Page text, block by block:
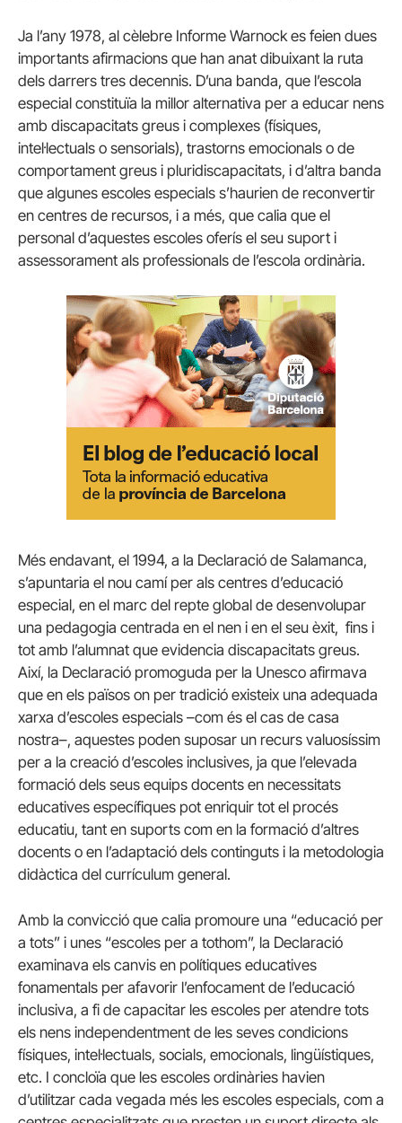
Ja l’any 1978, al cèlebre Informe Warnock es feien dues
importants afirmacions que han anat dibuixant la ruta
dels darrers tres decennis. D’una banda, que l’escola
especial constituïa la millor alternativa per a educar nens
amb discapacitats greus i complexes (físiques,
intel·lectuals o sensorials), trastorns emocionals o de
comportament greus i pluridiscapacitats, i d’altra banda
que algunes escoles especials s’haurien de reconvertir
en centres de recursos, i a més, que calia que el
personal d’aquestes escoles oferís el seu suport i
assessorament als professionals de l’escola ordinària.
Més endavant, el 1994, a la Declaració de Salamanca,
s’apuntaria el nou camí per als centres d’educació
especial, en el marc del repte global de desenvolupar
una pedagogia centrada en el nen i en el seu èxit, fins i
tot amb l’alumnat que evidencia discapacitats greus.
Així, la Declaració promoguda per la Unesco afirmava
que en els països on per tradició existeix una adequada
xarxa d’escoles especials –com és el cas de casa
nostra–, aquestes poden suposar un recurs valuosíssim
per a la creació d’escoles inclusives, ja que l’elevada
formació dels seus equips docents en necessitats
educatives específiques pot enriquir tot el procés
educatiu, tant en suports com en la formació d’altres
docents o en l’adaptació dels continguts i la metodologia
didàctica del currículum general.
Amb la convicció que calia promoure una “educació per
a tots” i unes “escoles per a tothom”, la Declaració
examinava els canvis en polítiques educatives
fonamentals per afavorir l’enfocament de l’educació
inclusiva, a fi de capacitar les escoles per atendre tots
els nens independentment de les seves condicions
físiques, intel·lectuals, socials, emocionals, lingüístiques,
etc. I concloïa que les escoles ordinàries havien
d’utilitzar cada vegada més les escoles especials, com a